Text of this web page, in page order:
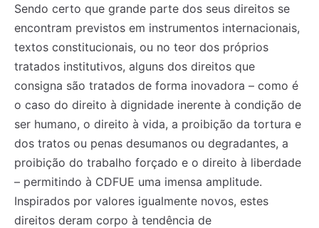
Sendo certo que grande parte dos seus direitos se
encontram previstos em instrumentos internacionais,
textos constitucionais, ou no teor dos próprios
tratados institutivos, alguns dos direitos que
consigna são tratados de forma inovadora – como é
o caso do direito à dignidade inerente à condição de
ser humano, o direito à vida, a proibição da tortura e
dos tratos ou penas desumanos ou degradantes, a
proibição do trabalho forçado e o direito à liberdade
– permitindo à CDFUE uma imensa amplitude.
Inspirados por valores igualmente novos, estes
direitos deram corpo à tendência de